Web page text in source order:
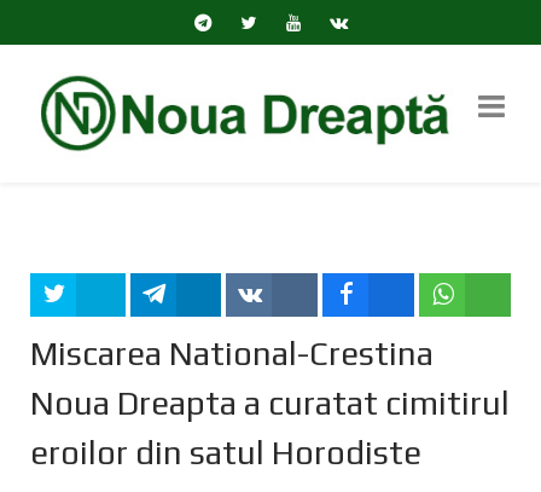
Miscarea National-Crestina
Noua Dreapta a curatat cimitirul
eroilor din satul Horodiste